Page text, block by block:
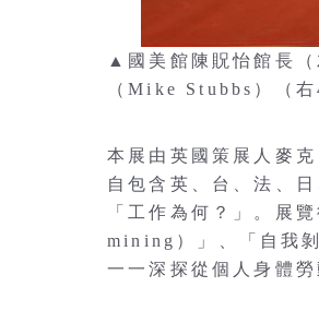
▲國美館陳貺怡館長
（Mike Stubbs）（
本展由英國策展人麥
自包含英、台、法、
「工作為何？」。展
mining）」、「自我
一一深探從個人身體